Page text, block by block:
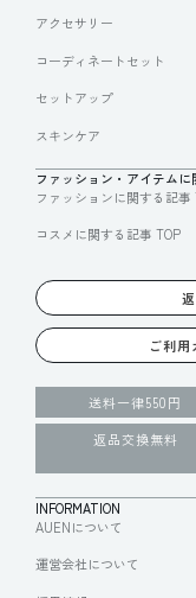
アクセサリー
コーディネートセット
セットアップ
スキンケア
ファッション・アイテムに
ファッションに関する記事
コスメに関する記事 TOP
ご利
送料一律550円
返品交換無料
INFORMATION
AUENについて
運営会社について